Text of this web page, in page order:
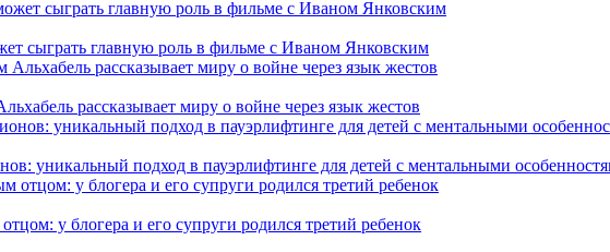
сыграть главную роль в фильме с Иваном Янковским
рассказывает миру о войне через язык жестов
уникальный подход в пауэрлифтинге для детей с ментальными
у блогера и его супруги родился третий ребенок